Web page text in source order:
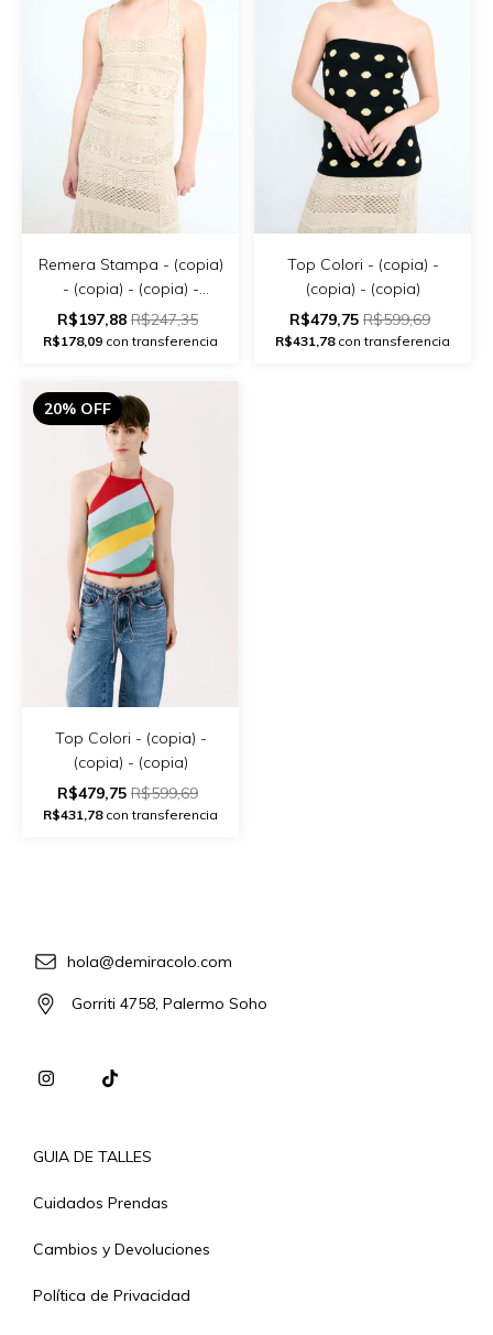
Remera Stampa - (copia)
- (copia) - (copia) -
(copia) - (copia) - (copia)
R$197,88 R$247,35
R$178,09 con transferencia
Top Colori - (copia) -
(copia) - (copia)
R$479,75 R$599,69
R$431,78con transferencia
20% OFF
Top Colori - (copia) -
(copia) - (copia)
R$479,75 R$599,69
R$431,78con transferencia
hola@demiracolo.com
Gorriti 4758, Palermo Soho
GUIA DE TALLES
Cuidados Prendas
Cambios y Devoluciones
Política de Privacidad